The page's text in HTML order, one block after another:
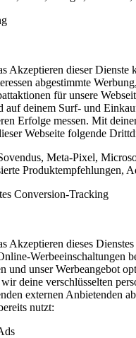
Akzeptieren dieser Dienste
abgestimmte
für unsere
auf deinem Surf- und
Erfolge messen. Mit
Webseite folgende
Meta-Pixel,
Produktempfehlungen,
Conversion-Tracking
Akzeptieren dieses
Werbeeinschaltungen
und unser Werbeangebot
deine verschlüsselten
externen Anbietenden
nutzt: